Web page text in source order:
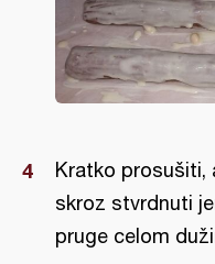
Kratko prosušiti,
skroz stvrdnuti
pruge celom